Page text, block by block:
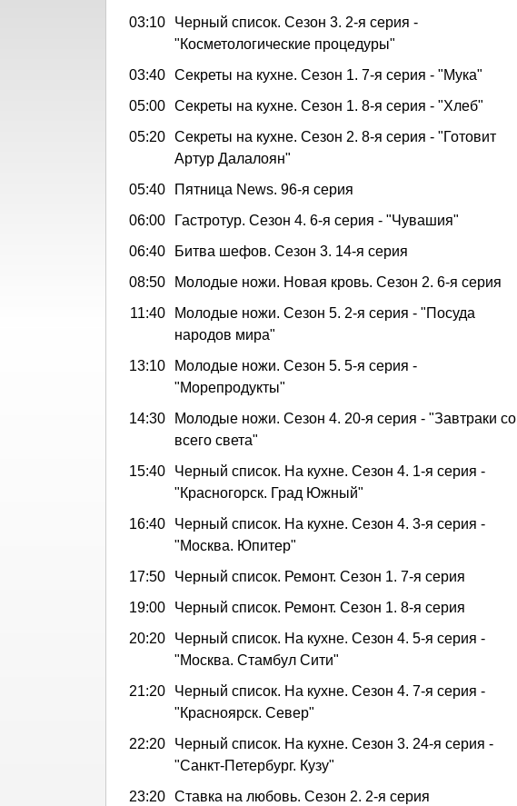
03:10
Черный список. Сезон 3. 2-я серия -
"Косметологические процедуры"
03:40 Секреты на кухне. Сезон 1. 7-я серия - "Мука"
05:00 Секреты на кухне. Сезон 1. 8-я серия - "Хлеб"
05:20 Секреты на кухне. Сезон 2. 8-я серия - "Готовит
Артур Далалоян"
05:40
Пятница News. 96-я серия
06:00
Гастротур. Сезон 4. 6-я серия - "Чувашия"
06:40
Битва шефов. Сезон 3. 14-я серия
08:50
Молодые ножи. Новая кровь. Сезон 2. 6-я серия
11:40
Молодые ножи. Сезон 5. 2-я серия - "Посуда
народов мира"
13:10
Молодые ножи. Сезон 5. 5-я серия -
"Морепродукты"
14:30
Молодые ножи. Сезон 4. 20-я серия - "Завтраки со
всего света"
15:40
Черный список. На кухне. Сезон 4. 1-я серия -
"Красногорск. Град Южный"
16:40
Черный список. На кухне. Сезон 4. 3-я серия -
"Москва. Юпитер"
17:50
Черный список. Ремонт. Сезон 1. 7-я серия
19:00
Черный список. Ремонт. Сезон 1. 8-я серия
20:20
Черный список. На кухне. Сезон 4. 5-я серия -
"Москва. Стамбул Сити"
21:20
Черный список. На кухне. Сезон 4. 7-я серия -
"Красноярск. Север"
22:20
Черный список. На кухне. Сезон 3. 24-я серия -
"Санкт-Петербург. Кузу"
23:20 Ставка на любовь. Сезон 2. 2-я серия